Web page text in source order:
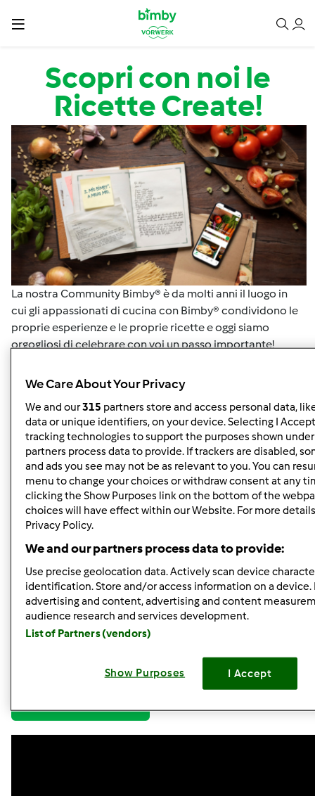
Salta al contenuto principale
Scopri con noi le
Ricette Create!
La nostra Community Bimby® è da molti anni il luogo in
cui gli appassionati di cucina con Bimby® condividono le
proprie esperienze e le proprie ricette e oggi siamo
orgogliosi di celebrare con voi un passo importante!
possibilità di avere le vostre ricette direttamente su
Cookidoo® e sul vostro Bimby® TM6, e con le Ricette
Create questo sogno diventa realtà! Con la nuova
funzione Ricette Create, infatti, sarà possibile creare,
importare e modificare ricette da Cookidoo®, dal vostro
ricettario di famiglia, ricette dei vostri chef preferiti… e
prepararle direttamente con il vostro Bimby® TM6! Con le
Ricette Create potete importare e modificare le ricette
già presenti su Cookidoo® avendo sempre a portata di
mano le vostre varianti, inoltre potete importare
direttamente le vostre ricette preferite della Community.
potrebbe essere più semplice: basta cliccare sul nuovo
bottone “Aggiungi a Cookidoo®”, che troverete in tutte le
ricette, e seguire gli step. Nel video di seguito trovate tutti
ciò che c’è da sapere per importare le vostre ricette
mie Ricette” e scoprite le Ricette Create.
We Care About Your Privacy
We and our315 partners store and access personal data,
data or unique identifiers, on your device. Selecting I
tracking technologies to support the purposes shown
partners process data to provide. If trackers are disabled,
and ads you see may not be as relevant to you. You can
menu to change your choices or withdraw consent at any
clicking the Show Purposes link on the bottom of the
choices will have effect within our Website. For more
Privacy Policy.
We and our partners process data to provide:
Use precise geolocation data. Actively scan device
identification. Store and/or access information on a device.
advertising and content, advertising and content
audience research and services development.
List of Partners (vendors)
Show Purposes I Accept